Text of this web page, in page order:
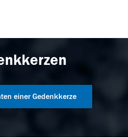
einer Gedenkkerze